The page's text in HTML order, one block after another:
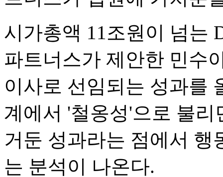
시가총액 11조원이 넘는
파트너스가 제안한 민수
이사로 선임되는 성과를
계에서 '철옹성'으로 불
거둔 성과라는 점에서
는 분석이 나온다.